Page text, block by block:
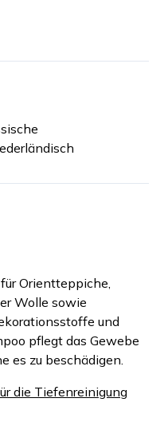
Orientteppiche,
Wolle sowie
und
pflegt das Gewebe
es zu beschädigen.
die Tiefenreinigung